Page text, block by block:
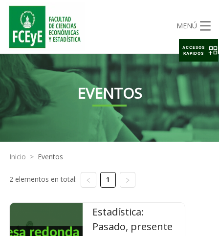
MENÚ
EVENTOS
Inicio > Eventos
2 elementos en total: 1
Estadística:
Pasado, presente
ACCESOS
RAPIDOS